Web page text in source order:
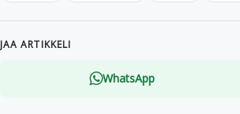
JAA ARTIKKELI
WhatsApp